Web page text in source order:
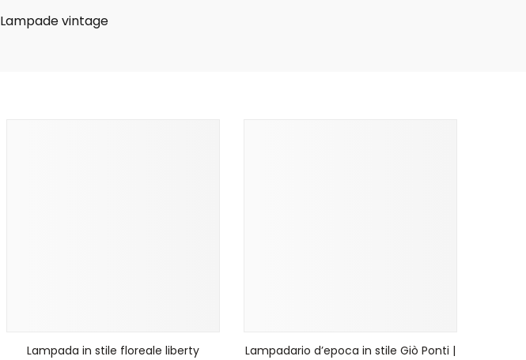
Lampade vintage
Lampada in stile floreale liberty
Lampadario d’epoca in stile Giò Ponti |